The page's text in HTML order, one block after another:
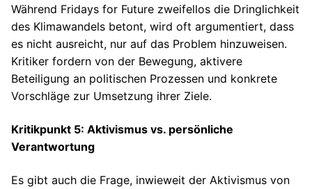
Während Fridays for Future zweifellos die Dringlichkeit
des Klimawandels betont, wird oft argumentiert, dass
es nicht ausreicht, nur auf das Problem hinzuweisen.
Kritiker fordern von der Bewegung, aktivere
Beteiligung an politischen Prozessen und konkrete
Vorschläge zur Umsetzung ihrer Ziele.
Kritikpunkt 5: Aktivismus vs. persönliche
Verantwortung
Es gibt auch die Frage, inwieweit der Aktivismus von